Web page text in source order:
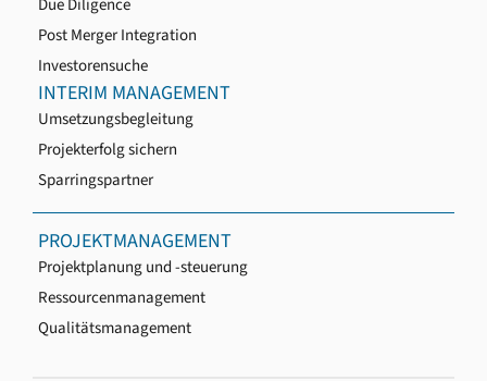
Due Diligence
Post Merger Integration
Investorensuche
INTERIM MANAGEMENT
Umsetzungsbegleitung
Projekterfolg sichern
Sparringspartner
PROJEKTMANAGEMENT
Projektplanung und -steuerung
Ressourcenmanagement
Qualitätsmanagement